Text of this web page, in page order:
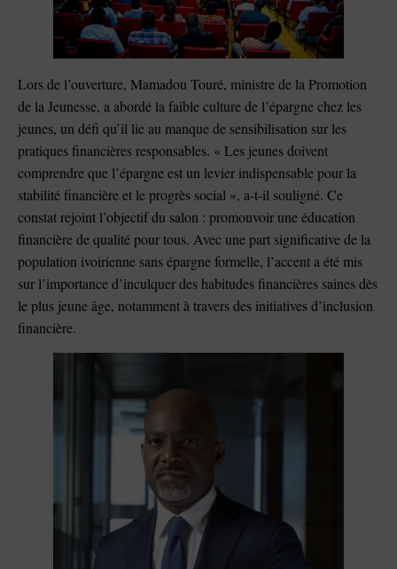
Lors de l’ouverture, Mamadou Touré, ministre de la Promotion
de la Jeunesse, a abordé la faible culture de l’épargne chez les
jeunes, un défi qu’il lie au manque de sensibilisation sur les
pratiques financières responsables. « Les jeunes doivent
comprendre que l’épargne est un levier indispensable pour la
stabilité financière et le progrès social », a-t-il souligné. Ce
constat rejoint l’objectif du salon : promouvoir une éducation
financière de qualité pour tous. Avec une part significative de la
population ivoirienne sans épargne formelle, l’accent a été mis
sur l’importance d’inculquer des habitudes financières saines dès
le plus jeune âge, notamment à travers des initiatives d’inclusion
financière.